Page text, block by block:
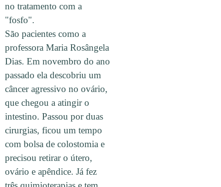
no tratamento com a
"fosfo".
São pacientes como a
professora Maria Rosângela
Dias. Em novembro do ano
passado ela descobriu um
câncer agressivo no ovário,
que chegou a atingir o
intestino. Passou por duas
cirurgias, ficou um tempo
com bolsa de colostomia e
precisou retirar o útero,
ovário e apêndice. Já fez